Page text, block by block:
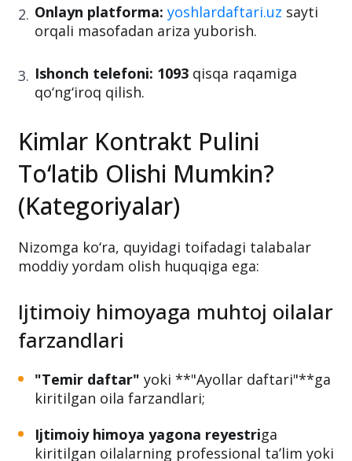
Onlayn platforma: yoshlardaftari.uz sayti
orqali masofadan ariza yuborish.
Ishonch telefoni: 1093 qisqa raqamiga
qo‘ng‘iroq qilish.
Kimlar Kontrakt Pulini
To‘latib Olishi Mumkin?
(Kategoriyalar)
Nizomga ko‘ra, quyidagi toifadagi talabalar
moddiy yordam olish huquqiga ega:
Ijtimoiy himoyaga muhtoj oilalar
farzandlari
"Temir daftar" yoki **"Ayollar daftari"**ga
kiritilgan oila farzandlari;
Ijtimoiy himoya yagona reyestriga
kiritilgan oilalarning professional ta’lim yoki